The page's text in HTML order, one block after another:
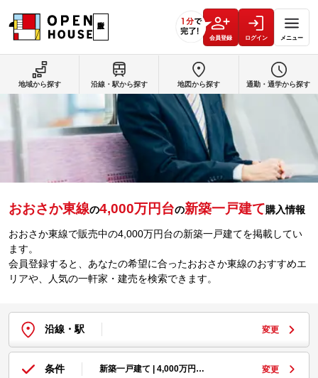
会員登録 ログイン メニュー
おおさか東線の4,000万円台の新築一戸建て購入情報
おおさか東線で販売中の4,000万円台の新築一戸建てを掲載してい
ます。
会員登録すると、あなたの希望に合ったおおさか東線のおすすめエ
リアや、人気の一軒家・建売を検索できます。
沿線・駅 変更
条件 新築一戸建て | 4,000万円… 変更
地域から探す 沿線・駅から探す 地図から探す 通勤・通学から探す